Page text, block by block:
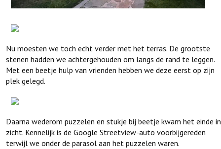
Nu moesten we toch echt verder met het terras. De grootste
stenen hadden we achtergehouden om langs de rand te leggen.
Met een beetje hulp van vrienden hebben we deze eerst op zijn
plek gelegd.
Daarna wederom puzzelen en stukje bij beetje kwam het einde in
zicht. Kennelijk is de Google Streetview-auto voorbijgereden
terwijl we onder de parasol aan het puzzelen waren.